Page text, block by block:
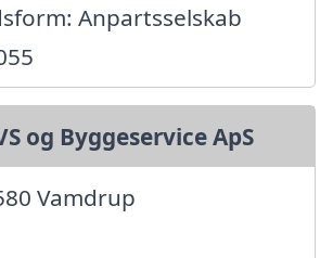
Anpartsselskab
og Byggeservice ApS
Vamdrup